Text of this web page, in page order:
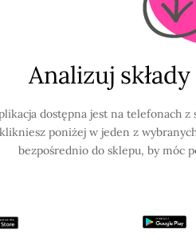
Analizuj
dostępna jest na telefonach z
poniżej w jeden z
bezpośrednio do sklepu, by móc